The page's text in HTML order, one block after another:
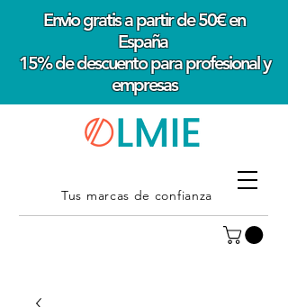
Envio gratis a partir de 50€ en
España
15% de descuento para profesional y
empresas
Tus marcas de confianza